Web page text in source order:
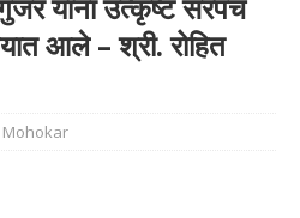
आले – श्री. रोहित
Mohokar